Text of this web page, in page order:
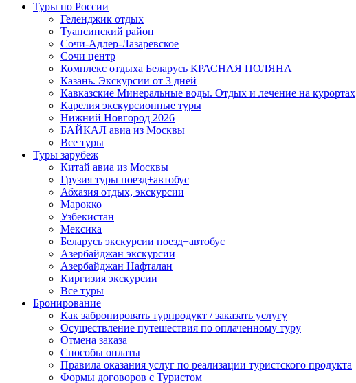
Туры по России
Геленджик отдых
Туапсинский район
Сочи-Адлер-Лазаревское
Сочи центр
Комплекс отдыха Беларусь КРАСНАЯ ПОЛЯНА
Казань. Экскурсии от 3 дней
Кавказские Минеральные воды. Отдых и лечение на курортах
Карелия экскурсионные туры
Нижний Новгород 2026
БАЙКАЛ авиа из Москвы
Все туры
Туры зарубеж
Китай авиа из Москвы
Грузия туры поезд+автобус
Абхазия отдых, экскурсии
Марокко
Узбекистан
Мексика
Беларусь экскурсии поезд+автобус
Азербайджан экскурсии
Азербайджан Нафталан
Киргизия экскурсии
Все туры
Бронирование
Как забронировать турпродукт / заказать услугу
Осуществление путешествия по оплаченному туру
Отмена заказа
Способы оплаты
Правила оказания услуг по реализации туристского продукта
Формы договоров с Туристом